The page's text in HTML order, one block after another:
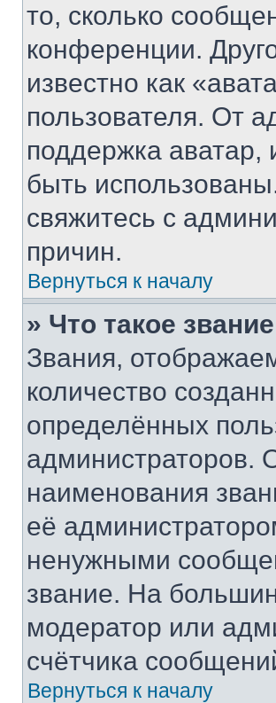
то, сколько
конференции.
известно как
пользователя. От
поддержка аватар,
быть
свяжитесь с
причин.
Вернуться к началу
» Что такое
Звания,
количество
определённых
администраторов.
наименования
её
ненужными
звание. На
модератор или
счётчика
Вернуться к началу